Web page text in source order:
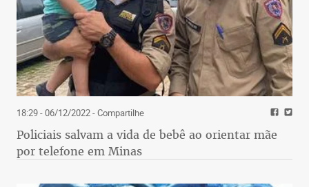
18:29 - 06/12/2022- Compartilhe
Policiais salvam a vida de bebê ao orientar mãe
por telefone em Minas